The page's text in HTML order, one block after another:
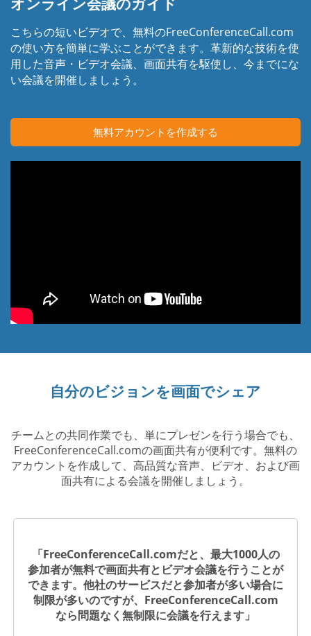
こちらの短いビデオで、無料のFreeConferenceCall.com
の使い方を簡単に学ぶことができます。革新的な技術を使
用した音声・ビデオ会議、画面共有を駆使し、今までにな
い会議を開催しましょう。
無料アカウントを作成する
自分のビジョンを画面でシェア
チームとの共同作業でも、単にプレゼンを行う場合でも、
FreeConferenceCall.comの画面共有が便利です。無料の
アカウントを作成して、高品質な音声、ビデオ、および画
面共有による会議を開催しましょう。
「FreeConferenceCall.comだと、最大1000人の
参加者が無料で画面共有とビデオ会議を行うことが
できます。他社のサービスだと参加者が多い場合に
制限が多いのですが、FreeConferenceCall.com
なら問題なく無制限に会議を行えます」